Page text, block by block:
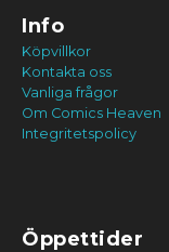
Info
Köpvillkor
Kontakta oss
Vanliga frågor
Om Comics Heaven
Integritetspolicy
Öppettider